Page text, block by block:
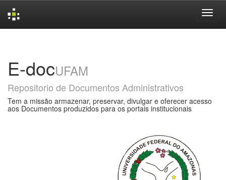
E-docUFAM
Repositorio de Documentos Administrativos
Tem a missão armazenar, preservar, divulgar e oferecer acesso
aos Documentos produzidos para os portais institucionais